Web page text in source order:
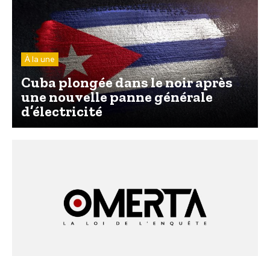
À la une
Cuba plongée dans le noir après
une nouvelle panne générale
d’électricité